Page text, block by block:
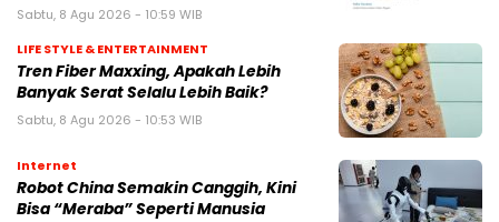
Sabtu, 8 Agu 2026 - 10:59 WIB
LIFE STYLE & ENTERTAINMENT
Tren Fiber Maxxing, Apakah Lebih
Banyak Serat Selalu Lebih Baik?
Sabtu, 8 Agu 2026 - 10:53 WIB
Internet
Robot China Semakin Canggih, Kini
Bisa “Meraba” Seperti Manusia